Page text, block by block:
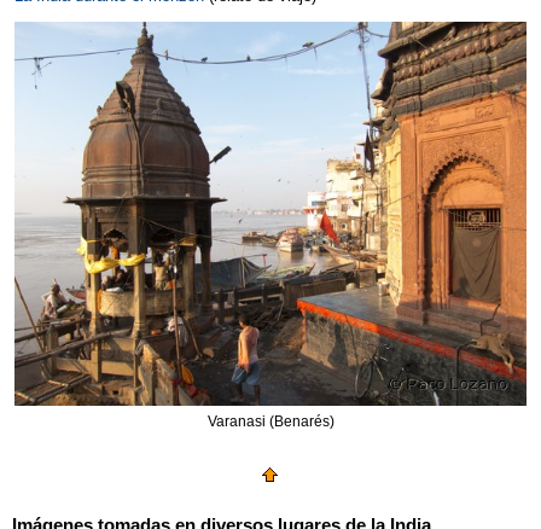
Varanasi (Benarés)
Imágenes tomadas en diversos lugares de la India